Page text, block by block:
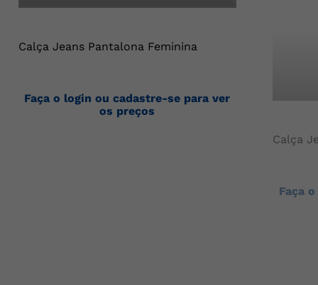
Calça Jeans Pantalona Feminina
Faça o login ou cadastre-se para ver
os preços
Calça
Faça